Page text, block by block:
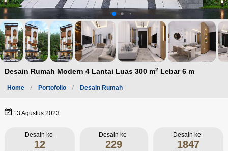
Desain Rumah Modern 4 Lantai Luas 300 m2 Lebar 6 m
Home Portofolio Desain Rumah
13 Agustus 2023
Desain ke-
12
Desain ke-
229
Desain ke-
1847